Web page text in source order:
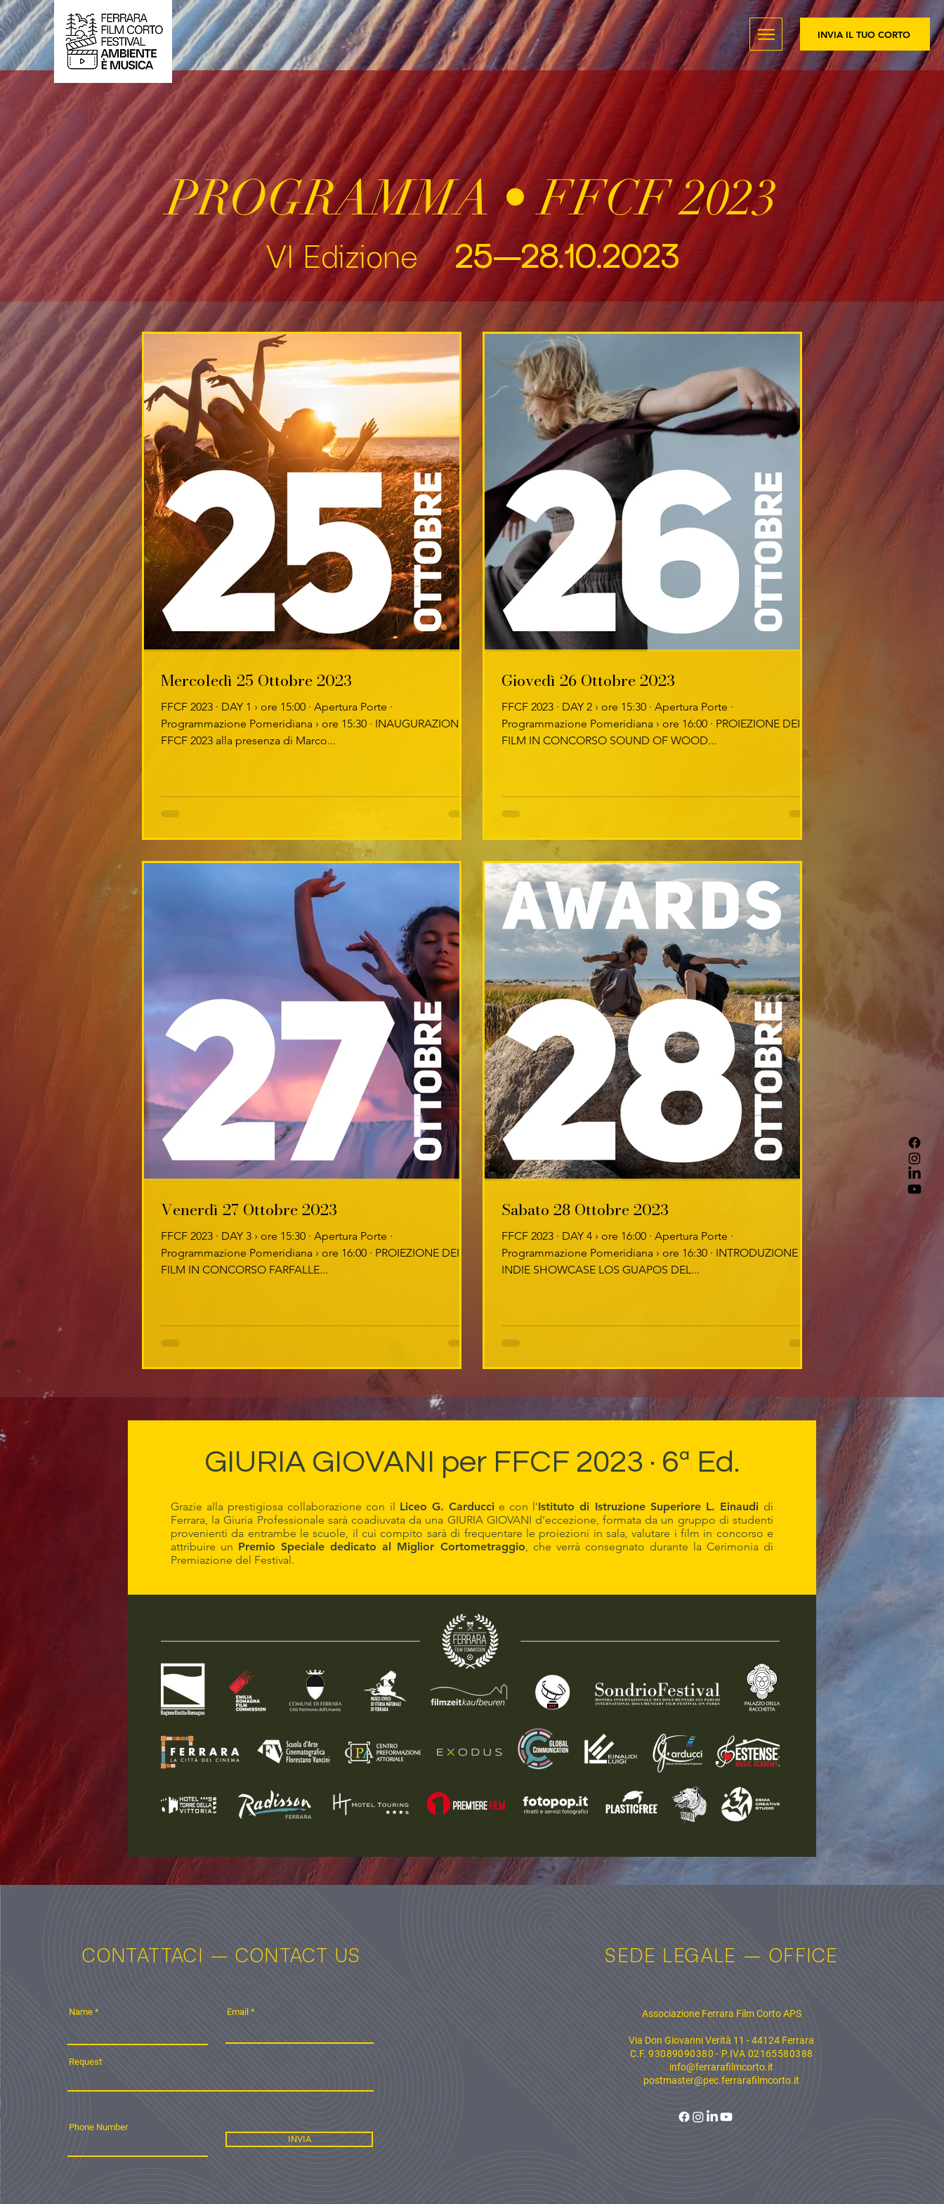
INVIA IL TUO CORTO
PROGRAMMA • FFCF 2023
VI Edizione25—28.10.2023
Mercoledì 25 Ottobre 2023
FFCF 2023 · DAY 1 › ore 15:00 · Apertura Porte ·
Programmazione Pomeridiana › ore 15:30 · INAUGURAZIONE
FFCF 2023 alla presenza di Marco...
Giovedì 26 Ottobre 2023
FFCF 2023 · DAY 2 › ore 15:30 · Apertura Porte ·
Programmazione Pomeridiana › ore 16:00 · PROIEZIONE DEI
FILM IN CONCORSO SOUND OF WOOD...
Venerdì 27 Ottobre 2023
FFCF 2023 · DAY 3 › ore 15:30 · Apertura Porte ·
Programmazione Pomeridiana › ore 16:00 · PROIEZIONE DEI
FILM IN CONCORSO FARFALLE...
Sabato 28 Ottobre 2023
FFCF 2023 · DAY 4 › ore 16:00 · Apertura Porte ·
Programmazione Pomeridiana › ore 16:30 · INTRODUZIONE
INDIE SHOWCASE LOS GUAPOS DEL...
GIURIA GIOVANI per FFCF 2023 · 6ª Ed.
Grazie alla prestigiosa collaborazione con il Liceo G. Carduccie con l'Istituto di Istruzione Superiore L. Einaudi di
Ferrara, la Giuria Professionale sarà coadiuvata da una GIURIA GIOVANI d’eccezione, formata da un gruppo di studenti
provenienti da entrambe le scuole, il cui compito sarà di frequentare le proiezioni in sala, valutare i film in concorso e
attribuire un Premio Speciale dedicato al Miglior Cortometraggio, che verrà consegnato durante la Cerimonia di
Premiazione del Festival.
CONTATTACI — CONTACT US
Name Email
Request
Phone Number
INVIA
SEDE LEGALE — OFFICE
Associazione Ferrara Film Corto APS
Via Don Giovanni Verità 11 - 44124 Ferrara
C.F.93089090380 - P.IVA 02165580388
info@ferrarafilmcorto.it
postmaster@pec.ferrarafilmcorto.it